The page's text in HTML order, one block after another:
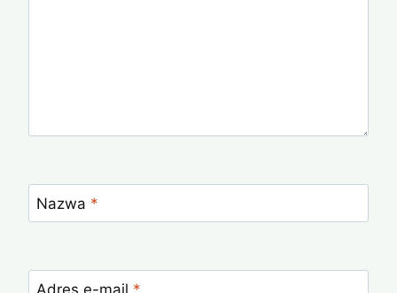
Nazwa *